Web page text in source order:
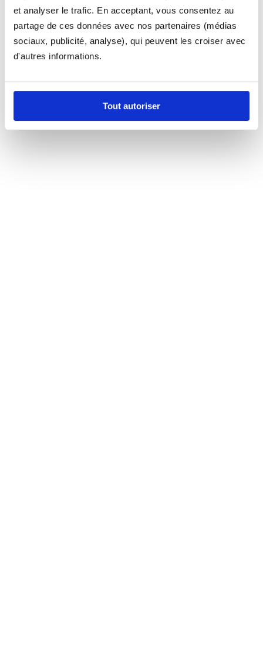
et analyser le trafic. En acceptant, vous consentez au
partage de ces données avec nos partenaires (médias
sociaux, publicité, analyse), qui peuvent les croiser avec
d'autres informations.
Tout autoriser